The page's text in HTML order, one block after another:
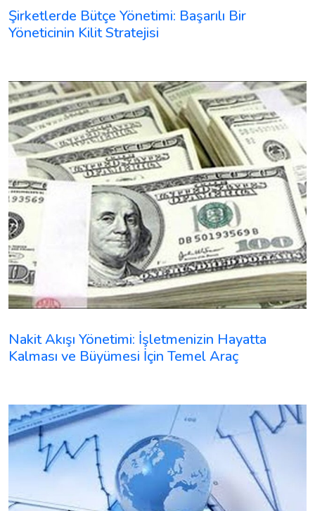
Şirketlerde Bütçe Yönetimi: Başarılı Bir
Yöneticinin Kilit Stratejisi
Nakit Akışı Yönetimi: İşletmenizin Hayatta
Kalması ve Büyümesi İçin Temel Araç